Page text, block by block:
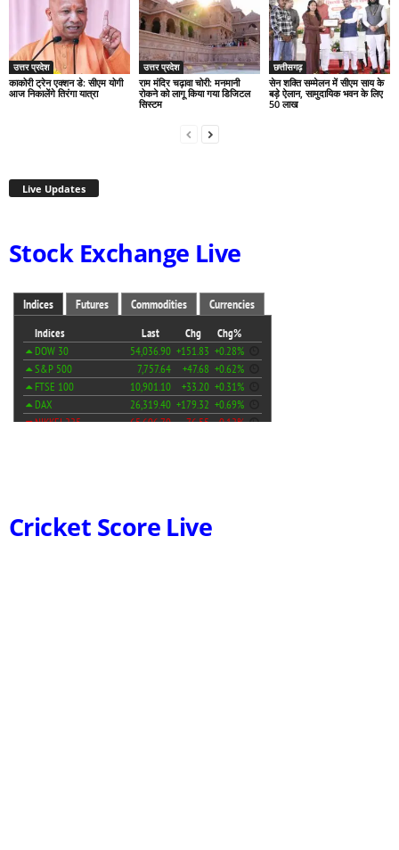
उत्तर प्रदेश
काकोरी ट्रेन एक्शन डे: सीएम योगी
आज निकालेंगे तिरंगा यात्रा
उत्तर प्रदेश
राम मंदिर चढ़ावा चोरी: मनमानी
रोकने को लागू किया गया डिजिटल
सिस्टम
छत्तीसगढ़
सेन शक्ति सम्मेलन में सीएम साय के
बड़े ऐलान, सामुदायिक भवन के लिए
50 लाख
Live Updates
Stock Exchange Live
Cricket Score Live